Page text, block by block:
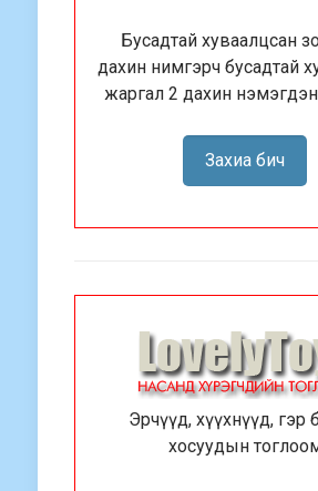
Бусадтай хуваалцсан
дахин нимгэрч бусадтай
жаргал 2 дахин
Захиа бич
Эрчүүд, хүүхнүүд, гэр
хосуудын